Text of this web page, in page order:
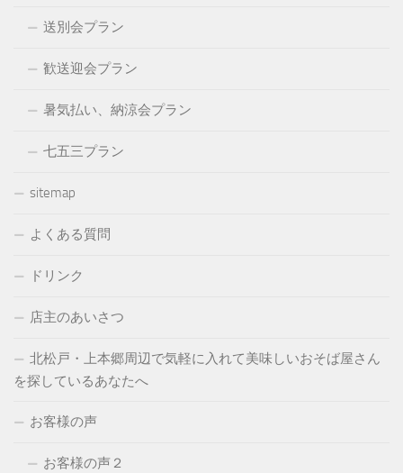
送別会プラン
歓送迎会プラン
暑気払い、納涼会プラン
七五三プラン
sitemap
よくある質問
ドリンク
店主のあいさつ
北松戸・上本郷周辺で気軽に入れて美味しいおそば屋さん
を探しているあなたへ
お客様の声
お客様の声２